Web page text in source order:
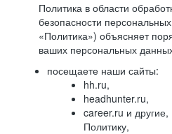
Политика в области
безопасности
«Политика») объясняет
ваших персональных
посещаете наши сайты:
hh.ru,
headhunter.ru,
career.ru и
Политику,